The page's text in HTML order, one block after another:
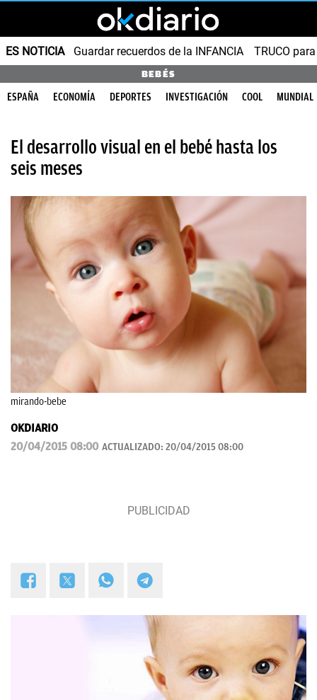
ES NOTICIA Guardar recuerdos de la INFANCIA TRUCO
BEBÉS
ESPAÑA ECONOMÍA DEPORTES INVESTIGACIÓN COOL MUNDIAL
El desarrollo visual en el bebé hasta los
seis meses
mirando-bebe
OKDIARIO
20/04/2015 08:00 ACTUALIZADO: 20/04/2015 08:00